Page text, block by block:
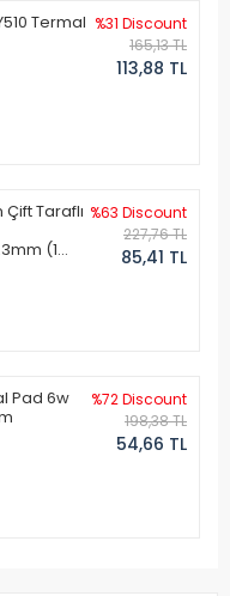
Termal %31 Discount
165,13 TL
113,88 TL
Taraflı
(1
%63 Discount
227,76 TL
85,41 TL
Pad 6w
%72 Discount
198,38 TL
54,66 TL